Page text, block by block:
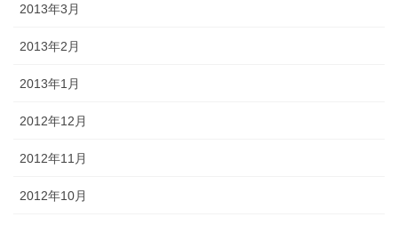
2013年3月
2013年2月
2013年1月
2012年12月
2012年11月
2012年10月